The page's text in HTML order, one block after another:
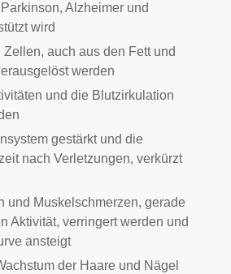
Alzheimer und
wird
Zellen, auch aus den Fett und
werden
und die Blutzirkulation
gestärkt und die
nach Verletzungen, verkürzt
und Muskelschmerzen, gerade
Aktivität, verringert werden und
ansteigt
der Haare und Nägel